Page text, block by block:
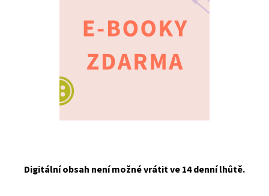
Digitální obsah není možné vrátit ve 14 denní lhůtě.